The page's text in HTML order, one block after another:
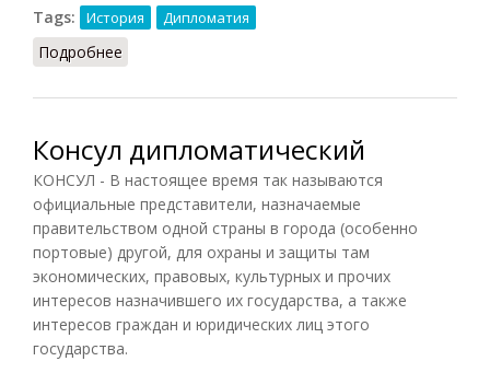
Tags:
История Дипломатия
Подробнее
Консул дипломатический
КОНСУЛ - В настоящее время так называются
официальные представители, назначаемые
правительством одной страны в города (особенно
портовые) другой, для охраны и защиты там
экономических, правовых, культурных и прочих
интересов назначившего их государства, а также
интересов граждан и юридических лиц этого
государства.